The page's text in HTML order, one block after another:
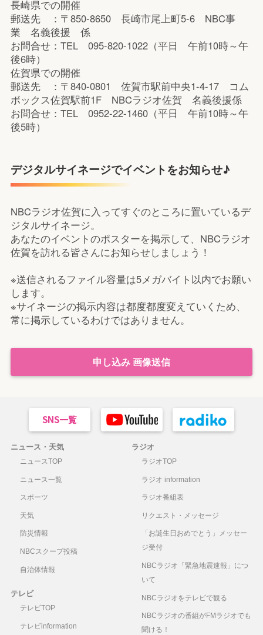
長崎県での開催
郵送先 ：〒850-8650 長崎市尾上町5-6 NBC事
業 名義後援 係
お問合せ：TEL 095-820-1022（平日 午前10時～午
後6時）
佐賀県での開催
郵送先 ：〒840-0801 佐賀市駅前中央1-4-17 コム
ボックス佐賀駅前1F NBCラジオ佐賀 名義後援係
お問合せ：TEL 0952-22-1460（平日 午前10時～午
後5時）
デジタルサイネージでイベントをお知らせ♪
NBCラジオ佐賀に入ってすぐのところに置いているデ
ジタルサイネージ。
あなたのイベントのポスターを掲示して、NBCラジオ
佐賀を訪れる皆さんにお知らせしましょう！
※送信されるファイル容量は5メガバイト以内でお願い
します。
※サイネージの掲示内容は都度都度変えていくため、
常に掲示しているわけではありません。
申し込み 画像送信
ニュース・天気
ニュースTOP
ニュース一覧
スポーツ
天気
防災情報
NBCスクープ投稿
自治体情報
テレビ
テレビTOP
テレビinformation
ラジオ
ラジオTOP
ラジオ information
ラジオ番組表
リクエスト・メッセージ
「お誕生日おめでとう」メッセー
ジ受付
NBCラジオ「緊急地震速報」につ
いて
NBCラジオをテレビで観る
NBCラジオの番組がFMラジオでも
聞ける！